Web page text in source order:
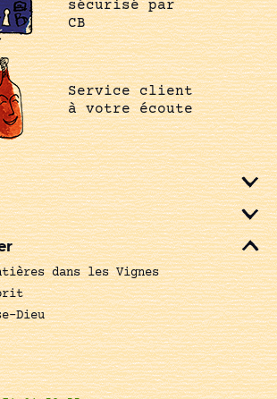
sécurisé par
CB
Service client
à votre écoute
dans les Vignes
Dieu